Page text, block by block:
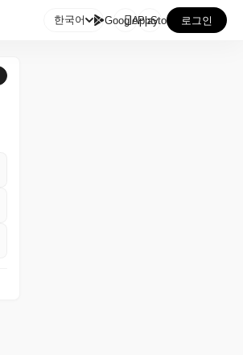
한국어 GooglePlay
AppStore 로그인